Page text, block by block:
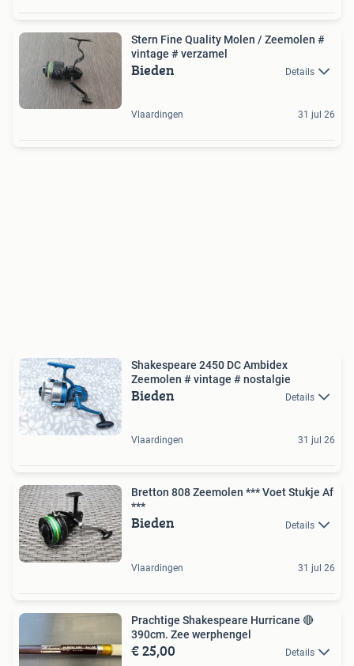
Stern Fine Quality Molen / Zeemolen #
vintage # verzamel
Bieden Details
Vlaardingen 31 jul 26
Shakespeare 2450 DC Ambidex
Zeemolen # vintage # nostalgie
Bieden Details
Vlaardingen 31 jul 26
Bretton 808 Zeemolen *** Voet Stukje Af
***
Bieden Details
Vlaardingen 31 jul 26
Prachtige Shakespeare Hurricane 🔴
390cm. Zee werphengel
€ 25,00 Details